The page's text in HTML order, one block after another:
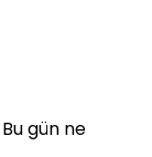
Bu gün ne